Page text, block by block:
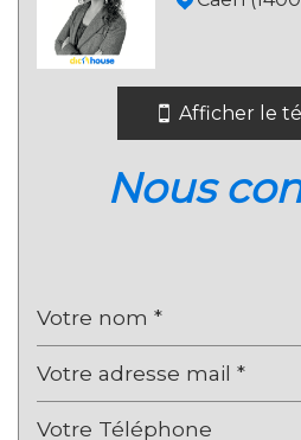
Collège
École maternelle
École primaire
Lycée
Bureau de poste
Mairie
statistiques
Afficher le
nous